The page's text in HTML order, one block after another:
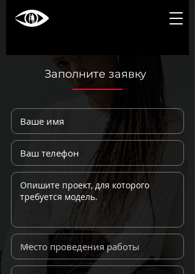
Заполните заявку